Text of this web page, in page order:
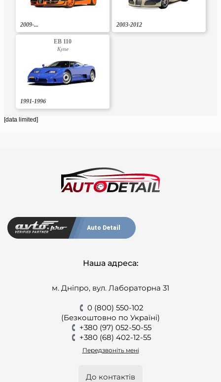
2009-... 2003-2012
EB 110
Купе
1991-1996
[data limited]
Auto Detail
Наша адреса:
м. Дніпро, вул. Лабораторна 31
0 (800) 550-102
(Безкоштовно по Україні)
+380 (97) 052-50-55
+380 (68) 402-12-55
Передзвоніть мені
До контактів